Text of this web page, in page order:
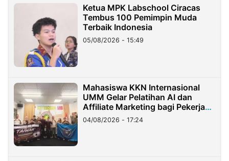
Ketua MPK Labschool Ciracas
Tembus 100 Pemimpin Muda
Terbaik Indonesia
05/08/2026 - 15:49
Mahasiswa KKN Internasional
UMM Gelar Pelatihan AI dan
Affiliate Marketing bagi Pekerja
Migran Indonesia di Taiwan
04/08/2026 - 17:24